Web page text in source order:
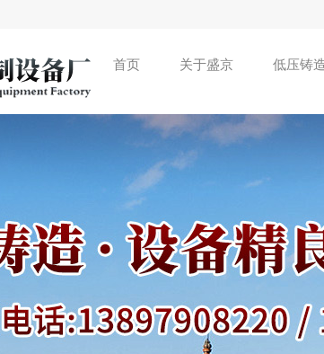
首页 关于盛京 低压铸